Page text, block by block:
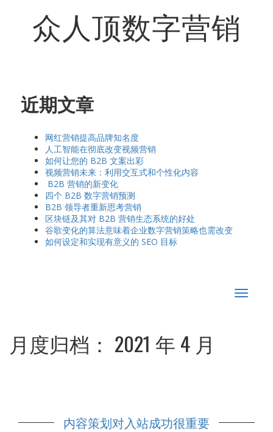
众人顶数字营销
近期文章
网红营销提高品牌知名度
人工智能在彻底改变视频营销
如何让您的 B2B 文案出彩
视频营销未来：利用交互式和个性化内容
B2B 营销的新变化
四个 B2B 数字营销预测
B2B 领导者重新思考营销
区块链及其对 B2B 营销生态系统的好处
谷歌变化的算法意味着企业数字营销策略也需改变
如何设定和实现有意义的 SEO 目标
Toggle
月度归档： 2021 年 4 月
内容策划对入站成功很重要